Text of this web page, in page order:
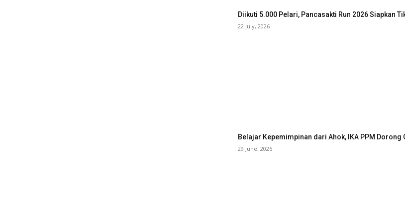
Diikuti 5.000 Pelari, Pancasakti Run 2026 Siapkan
22 July, 2026
Belajar Kepemimpinan dari Ahok, IKA PPM
29 June, 2026